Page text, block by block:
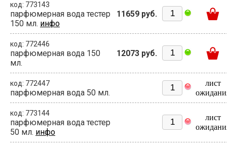
код: 773143
парфюмерная вода тестер
150 мл. инфо
11659 руб.
код: 772446
парфюмерная вода 150
мл.
12073 руб.
код: 772447
парфюмерная вода 50 мл.
лист
код: 773144
парфюмерная вода тестер
50 мл. инфо
лист